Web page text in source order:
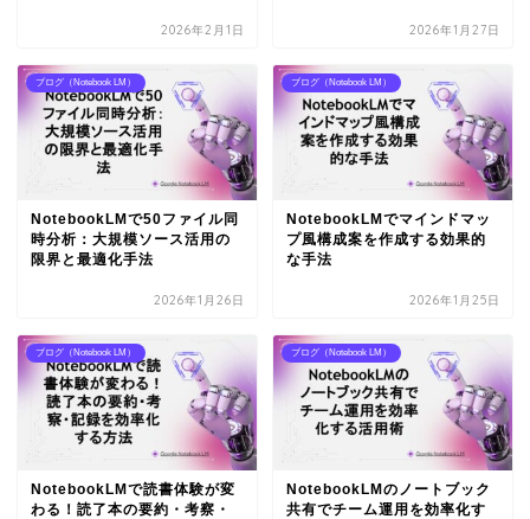
2026年2月1日 2026年1月27日
ブログ（Notebook LM）
NotebookLMで50ファイル同
時分析：大規模ソース活用の
限界と最適化手法
2026年1月26日
ブログ（Notebook LM）
NotebookLMでマインドマッ
プ風構成案を作成する効果的
な手法
2026年1月25日
ブログ（Notebook LM）
NotebookLMで読書体験が変
わる！読了本の要約・考察・
ブログ（Notebook LM）
NotebookLMのノートブック
共有でチーム運用を効率化す